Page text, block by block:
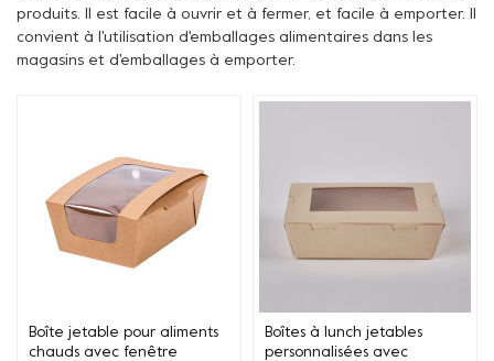
produits. Il est facile à ouvrir et à fermer, et facile à emporter. Il
convient à l'utilisation d'emballages alimentaires dans les
magasins et d'emballages à emporter.
Boîte jetable pour aliments
chauds avec fenêtre
Boîtes à lunch jetables
personnalisées avec